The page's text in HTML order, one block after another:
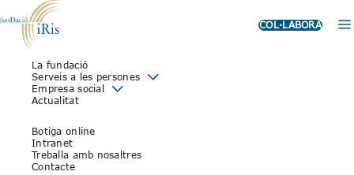
COL·LABORA
La fundació
Serveis a les persones
Empresa social
Actualitat
Botiga online
Intranet
Treballa amb nosaltres
Contacte
VISITA DE L’INSTITUT
SALESIANS A LA FUNDACIÓ IRIS
L’alumnat de primer de batxillerat de l’Institut Salesians ha visitat la
Fundació Iris per conèixer de prop la nostra tasca social i el